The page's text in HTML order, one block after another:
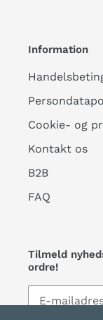
Information
Cookie- og
Kontakt os
B2B
FAQ
Tilmeld
ordre!